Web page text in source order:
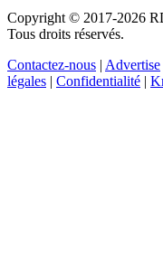
Copyright © 2017-2026
Tous droits réservés.
Contactez-nous Advertise
légales
Confidentialité